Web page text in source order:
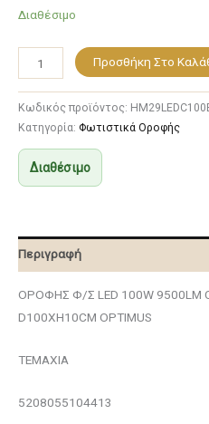
Διαθέσιμο
Προσθήκη Στο
Κωδικός προϊόντος:
Κατηγορία: Φωτιστικά Οροφής
Διαθέσιμο
Περιγραφή
ΟΡΟΦΗΣ Φ/Σ LED 100W
D100XH10CM OPTIMUS
ΤΕΜΑΧΙΑ
5208055104413